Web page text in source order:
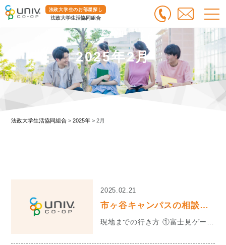
法政大学生のお部屋探し
法政大学生活協同組合
2025年2月
法政大学生活協同組合 >2025年 >2月
2025.02.21
市ヶ谷キャンパスの相談会への道順
現地までの行き方 ①富士見ゲート正門を右に ②門を入って右にまっすぐ進む ③左...